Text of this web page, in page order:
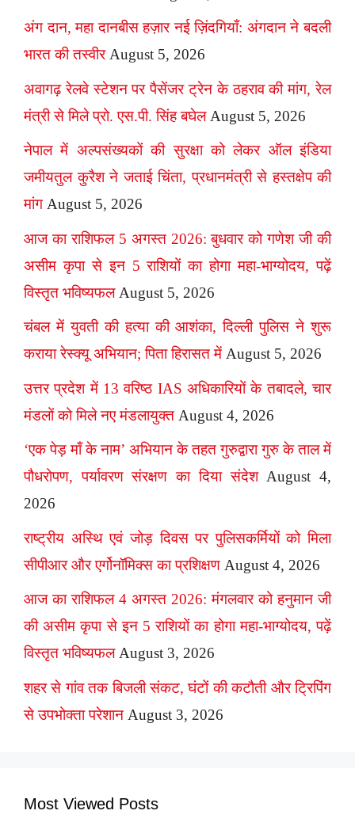
अंग दान, महा दानबीस हज़ार नई ज़िंदगियाँ: अंगदान ने बदली
भारत की तस्वीर August 5, 2026
अवागढ़ रेलवे स्टेशन पर पैसेंजर ट्रेन के ठहराव की मांग, रेल
मंत्री से मिले प्रो. एस.पी. सिंह बघेल August 5, 2026
नेपाल में अल्पसंख्यकों की सुरक्षा को लेकर ऑल इंडिया
जमीयतुल कुरैश ने जताई चिंता, प्रधानमंत्री से हस्तक्षेप की
मांग August 5, 2026
आज का राशिफल 5 अगस्त 2026: बुधवार को गणेश जी की
असीम कृपा से इन 5 राशियों का होगा महा-भाग्योदय, पढ़ें
विस्तृत भविष्यफल August 5, 2026
चंबल में युवती की हत्या की आशंका, दिल्ली पुलिस ने शुरू
कराया रेस्क्यू अभियान; पिता हिरासत में August 5, 2026
उत्तर प्रदेश में 13 वरिष्ठ IAS अधिकारियों के तबादले, चार
मंडलों को मिले नए मंडलायुक्त August 4, 2026
‘एक पेड़ माँ के नाम’ अभियान के तहत गुरुद्वारा गुरु के ताल में
पौधरोपण, पर्यावरण संरक्षण का दिया संदेश August 4,
2026
राष्ट्रीय अस्थि एवं जोड़ दिवस पर पुलिसकर्मियों को मिला
सीपीआर और एर्गोनॉमिक्स का प्रशिक्षण August 4, 2026
आज का राशिफल 4 अगस्त 2026: मंगलवार को हनुमान जी
की असीम कृपा से इन 5 राशियों का होगा महा-भाग्योदय, पढ़ें
विस्तृत भविष्यफल August 3, 2026
शहर से गांव तक बिजली संकट, घंटों की कटौती और ट्रिपिंग
से उपभोक्ता परेशान August 3, 2026
Most Viewed Posts